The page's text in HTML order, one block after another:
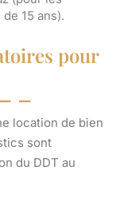
15 ans).
pour
location de bien
sont
du DDT au